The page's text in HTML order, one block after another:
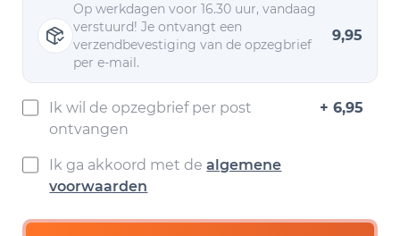
Op werkdagen voor 16.30 uur, vandaag
verstuurd! Je ontvangt een
verzendbevestiging van de opzegbrief
per e-mail.
9,95
Ik wil de opzegbrief per post
ontvangen
+ 6,95
Ik ga akkoord met dealgemene
voorwaarden